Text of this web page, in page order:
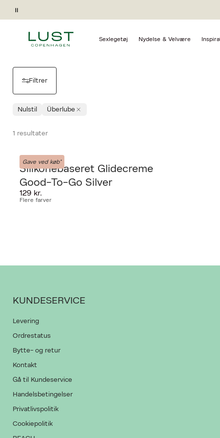
Pause
Sexlegetøj Nydelse & Velvære
Filtrer
Nulstil Überlube
1 resultater
Gave ved køb*
Überlube
Silikonebaseret Glidecreme
Good-To-Go Silver
129 kr.
Flere farver
KUNDESERVICE
Levering
Ordrestatus
Bytte- og retur
Kontakt
Gå til Kundeservice
Handelsbetingelser
Privatlivspolitik
Cookiepolitik
PRODUKTET